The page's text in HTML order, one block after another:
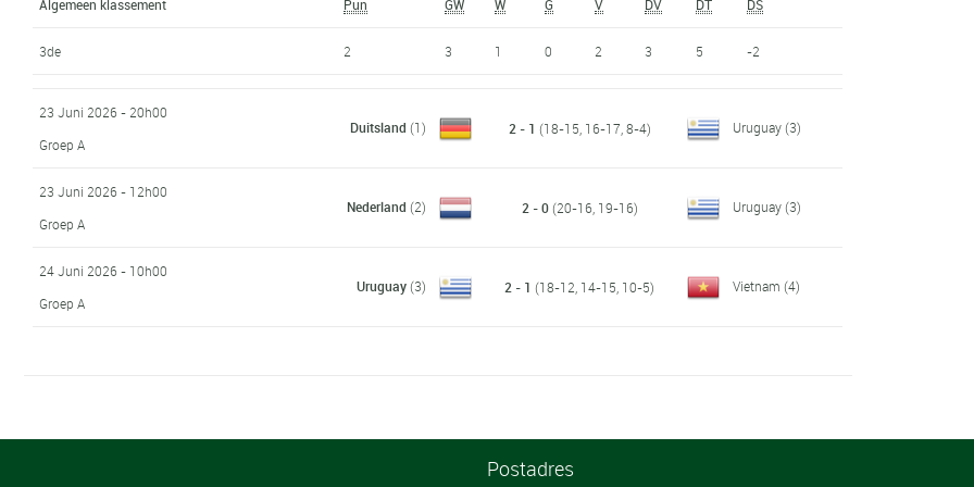
Algemeen klassement Pun GW W G V DV DT DS
3de 2 3 1 0 2 3 5 -2
23 Juni 2026 - 20h00
Groep A
Duitsland (1) 2 - 1 (18-15, 16-17, 8-4) Uruguay(3)
23 Juni 2026 - 12h00
Groep A
Nederland (2) 2 - 0(20-16, 19-16) Uruguay(3)
24 Juni 2026 - 10h00
Groep A
Uruguay(3) 2 - 1 (18-12, 14-15, 10-5) Vietnam (4)
Postadres